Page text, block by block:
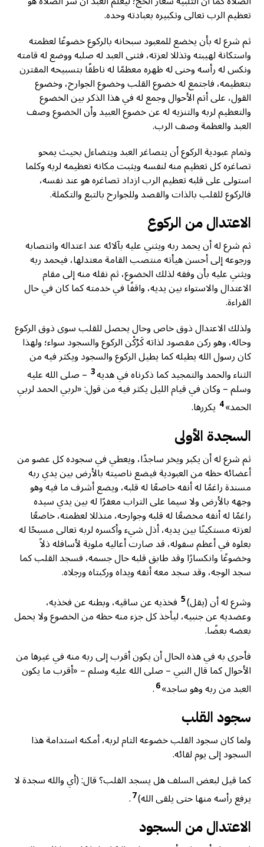
تعظيم الرب تعالى وتكبيره بعبادته وحده.
ثم شرع له بأن يخضع للمعبود سبحانه بالركوع خضوعًا لعظمته
واستكانة لهيبته وتذللا لعزته، فثنى العبد له صلبه ووضع له قامته
ونكس له رأسه وحنى له ظهره معظمًا له ناطقًا بتسبيحه المقترن
بتعظيمه، فاجتمع له خضوع القلب وخضوع الجوارح، وخضوع
القول، على أتم الأحوال وجمع له في هذا الذكر بين الخضوع
والتعظيم لربه والتنزيه له عن خضوع العبيد وأن الخضوع وصف
العبد والعظمة وصف الرب.
وتمام عبودية الركوع أن يتصاغر العبد ويتضاءل بحيث يمحو
تصاغره كل تعظيم منه لنفسه ويثبت مكانه تعظيمه لربه وكلما
استولى على قلبه تعظيم الرب ازداد تصاغره هو عند نفسه،
فالركوع للقلب بالذات والقصد وللجوارح بالتبع والتكملة.
الاعتدال من الركوع
ثم شرع له أن يحمد ربه ويثني عليه بآلائه عند اعتداله وانتصابه
ورجوعه إلى أحسن هيأته منتصب القامة معتدلها، فيحمد ربه
ويثني عليه بأن وفقه لذلك الخضوع، ثم نقله منه إلى مقام
الاعتدال والاستواء بين يديه، واقفًا في خدمته كما كان في حال
القراءة.
ولذلك الاعتدال ذوق خاص وحال يحصل للقلب سوى ذوق الركوع
وحاله، وهو ركن مقصود لذاته كَرُكْن الركوع والسجود سواء؛ ولهذا
كان رسول الله يطيله كما يطيل الركوع والسجود ويكثر فيه من
الثناء والحمد والتمجيد كما ذكرناه في هديه3 – صلى الله عليه
وسلم – وكان في قيام الليل يكثر فيه من قول: «لربي الحمد لربي
الحمد»4 يكررها.
السجدة الأولى
ثم شرع له أن يكبر ويخر ساجدًا، ويعطي في سجوده كل عضو من
أعضائه حظه من العبودية فيضع ناصيته بالأرض بين يدي ربه
مسندة راغمًا له أنفه خاضعًا له قلبه، ويضع أشرف ما فيه وهو
وجهه بالأرض ولا سيما على التراب معفرًا له بين يدي سيده
راغمًا له أنفه مخضعًا له قلبه وجوارحه، متذللا لعظمته، خاضعًا
لعزته مستكينًا بين يديه، أذل شيء وأكسره لربه تعالى مسبحًا له
بعلوه في أعظم سفوله، قد صارت أعاليه ملوية لأسافله ذلاً
وخضوعًا وانكسارًا وقد طابق قلبه حال جسمه، فسجد القلب كما
سجد الوجه، وقد سجد معه أنفه ويداه وركبتاه ورجلاه.
وشرع له أن (يقل)5 فخذيه عن ساقيه، وبطنه عن فخذيه،
وعضديه عن جنبيه، ليأخذ كل جزء منه حظه من الخضوع ولا يحمل
بعضه بعضًا.
فأحرى به في هذه الحال أن يكون أقرب إلى ربه منه في غيرها من
الأحوال كما قال النبي – صلى الله عليه وسلم – «أقرب ما يكون
العبد من ربه وهو ساجد»6
.
سجود القلب
ولما كان سجود القلب خضوعه التام لربه، أمكنه استدامة هذا
السجود إلى يوم لقائه.
كما قيل لبعض السلف هل يسجد القلب؟ قال: (أي والله سجدة لا
يرفع رأسه منها حتى يلقى الله)7
.
الاعتدال من السجود